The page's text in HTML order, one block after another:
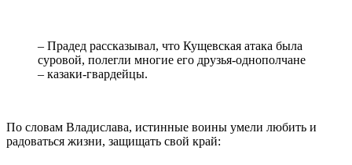
– Прадед рассказывал, что Кущевская атака была
суровой, полегли многие его друзья-однополчане
– казаки-гвардейцы.
По словам Владислава, истинные воины умели любить и
радоваться жизни, защищать свой край: